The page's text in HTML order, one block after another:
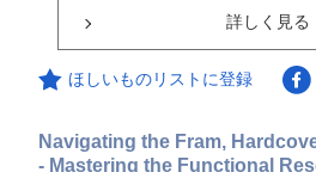
詳しく見る
ほしいものリストに登録
Navigating the Fram,
- Mastering the Functional